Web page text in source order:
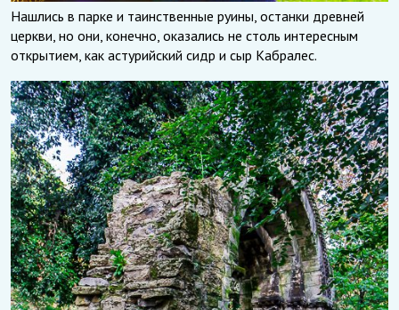
Нашлись в парке и таинственные руины, останки древней
церкви, но они, конечно, оказались не столь интересным
открытием, как астурийский сидр и сыр Кабралес.